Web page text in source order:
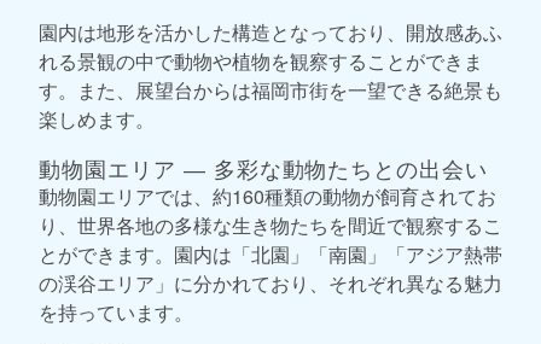
園内は地形を活かした構造となっており、開放感あふ
れる景観の中で動物や植物を観察することができま
す。また、展望台からは福岡市街を一望できる絶景も
楽しめます。
動物園エリア ― 多彩な動物たちとの出会い
動物園エリアでは、約160種類の動物が飼育されてお
り、世界各地の多様な生き物たちを間近で観察するこ
とができます。園内は「北園」「南園」「アジア熱帯
の渓谷エリア」に分かれており、それぞれ異なる魅力
を持っています。